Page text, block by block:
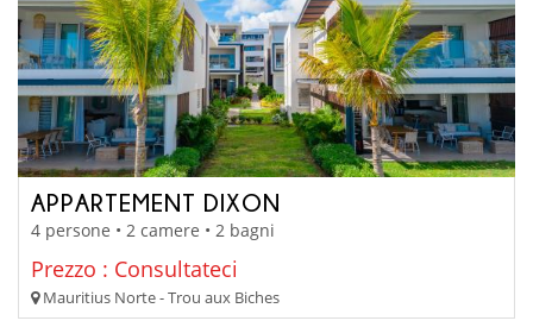
APPARTEMENT DIXON
4 persone • 2 camere • 2 bagni
Prezzo : Consultateci
Mauritius Norte - Trou aux Biches